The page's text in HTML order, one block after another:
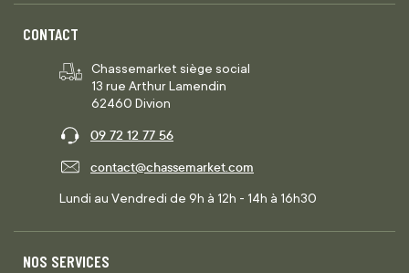
CONTACT
Chassemarket siège social
13 rue Arthur Lamendin
62460 Divion
09 72 12 77 56
contact@chassemarket.com
Lundi au Vendredi de 9h à 12h - 14h à 16h30
NOS SERVICES